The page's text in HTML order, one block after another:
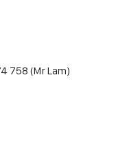
758 (Mr Lam)